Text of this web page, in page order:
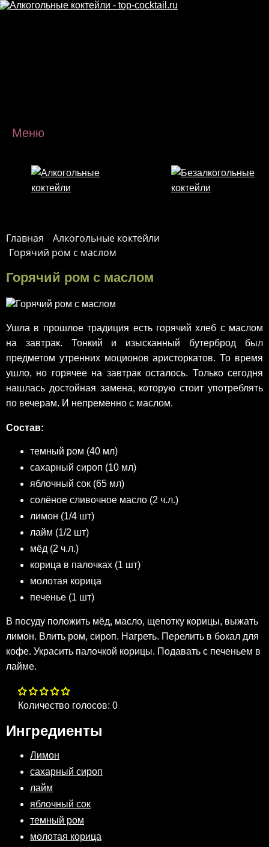
Перейти к основному содержанию
Меню
Главная
Алкогольные коктейли
Горячий ром с маслом
Горячий ром с маслом
Ушла в прошлое традиция есть горячий хлеб с маслом
на завтрак. Тонкий и изысканный бутерброд был
предметом утренних моционов аристоркатов. То время
ушло, но горячее на завтрак осталось. Только сегодня
нашлась достойная замена, которую стоит употреблять
по вечерам. И непременно с маслом.
Состав:
темный ром (40 мл)
сахарный сироп (10 мл)
яблочный сок (65 мл)
солёное сливочное масло (2 ч.л.)
лимон (1/4 шт)
лайм (1/2 шт)
мёд (2 ч.л.)
корица в палочках (1 шт)
молотая корица
печенье (1 шт)
В посуду положить мёд, масло, щепотку корицы, выжать
лимон. Влить ром, сироп. Нагреть. Перелить в бокал для
кофе. Украсить палочкой корицы. Подавать с печеньем в
лaйме.
Количество голосов: 0
Ингредиенты
Лимон
сахарный сироп
лайм
яблочный сок
темный ром
молотая корица